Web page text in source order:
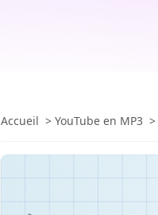
Accueil > YouTube en MP3 >